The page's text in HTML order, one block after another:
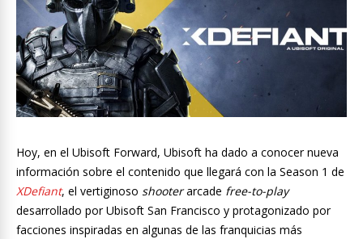
Hoy, en el Ubisoft Forward, Ubisoft ha dado a conocer nueva
información sobre el contenido que llegará con la Season 1 de
XDefiant, el vertiginoso shooterarcade free-to-play
desarrollado por Ubisoft San Francisco y protagonizado por
facciones inspiradas en algunas de las franquicias más